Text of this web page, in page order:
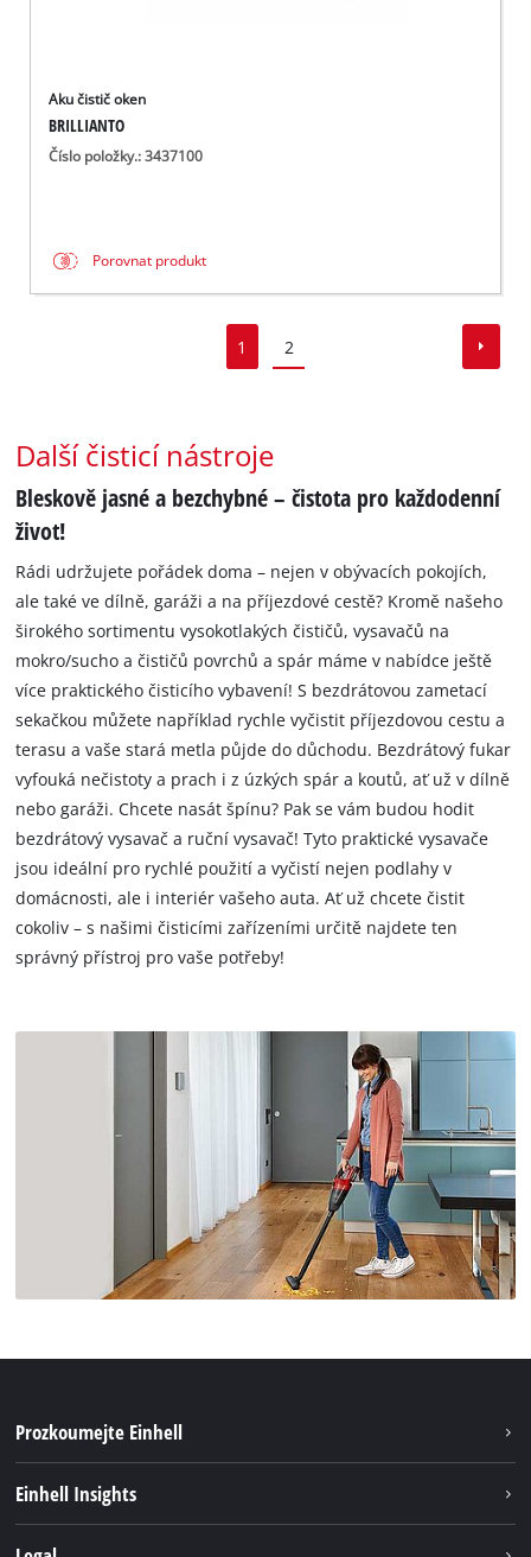
Aku čistič oken
BRILLIANTO
Číslo položky.: 3437100
Porovnat produkt
1 2
Další čisticí nástroje
Bleskově jasné a bezchybné – čistota pro každodenní
život!
Rádi udržujete pořádek doma – nejen v obývacích pokojích,
ale také ve dílně, garáži a na příjezdové cestě? Kromě našeho
širokého sortimentu vysokotlakých čističů, vysavačů na
mokro/sucho a čističů povrchů a spár máme v nabídce ještě
více praktického čisticího vybavení! S bezdrátovou zametací
sekačkou můžete například rychle vyčistit příjezdovou cestu a
terasu a vaše stará metla půjde do důchodu. Bezdrátový fukar
vyfouká nečistoty a prach i z úzkých spár a koutů, ať už v dílně
nebo garáži. Chcete nasát špínu? Pak se vám budou hodit
bezdrátový vysavač a ruční vysavač! Tyto praktické vysavače
jsou ideální pro rychlé použití a vyčistí nejen podlahy v
domácnosti, ale i interiér vašeho auta. Ať už chcete čistit
cokoliv – s našimi čisticími zařízeními určitě najdete ten
správný přístroj pro vaše potřeby!
Prozkoumejte Einhell
Einhell Insights